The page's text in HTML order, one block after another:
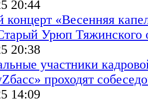
20:44
концерт «Весенняя
Урюп Тяжинского
20:38
участники
проходят
14:09